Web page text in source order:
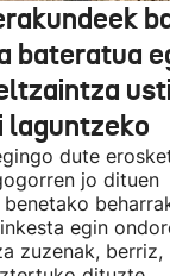
bateratua
laguntzeko
dute
jo dituen
egin
zuzenak, berriz,